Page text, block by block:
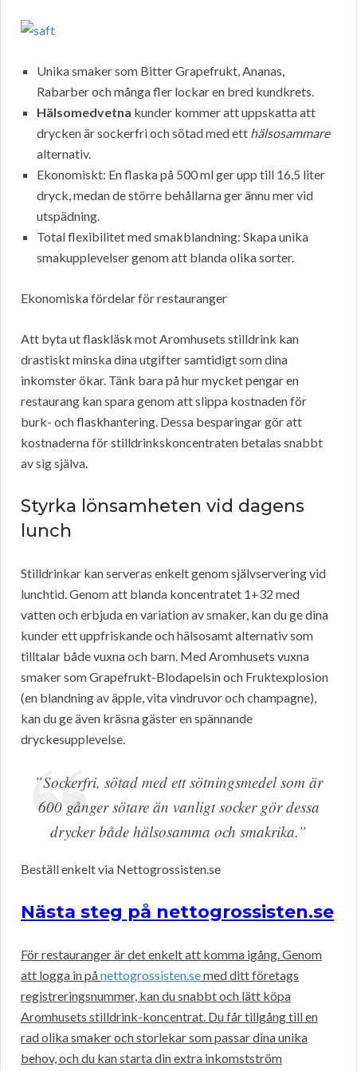
Unika smaker som Bitter Grapefrukt, Ananas,
Rabarber och många fler lockar en bred kundkrets.
Hälsomedvetna kunder kommer att uppskatta att
drycken är sockerfri och sötad med ett hälsosammare
alternativ.
Ekonomiskt: En flaska på 500 ml ger upp till 16,5 liter
dryck, medan de större behållarna ger ännu mer vid
utspädning.
Total flexibilitet med smakblandning: Skapa unika
smakupplevelser genom att blanda olika sorter.
Ekonomiska fördelar för restauranger
Att byta ut flaskläsk mot Aromhusets stilldrink kan
drastiskt minska dina utgifter samtidigt som dina
inkomster ökar. Tänk bara på hur mycket pengar en
restaurang kan spara genom att slippa kostnaden för
burk- och flaskhantering. Dessa besparingar gör att
kostnaderna för stilldrinkskoncentraten betalas snabbt
av sig själva.
Styrka lönsamheten vid dagens
lunch
Stilldrinkar kan serveras enkelt genom självservering vid
lunchtid. Genom att blanda koncentratet 1+32 med
vatten och erbjuda en variation av smaker, kan du ge dina
kunder ett uppfriskande och hälsosamt alternativ som
tilltalar både vuxna och barn. Med Aromhusets vuxna
smaker som Grapefrukt-Blodapelsin och Fruktexplosion
(en blandning av äpple, vita vindruvor och champagne),
kan du ge även kräsna gäster en spännande
dryckesupplevelse.
”Sockerfri, sötad med ett sötningsmedel som är
600 gånger sötare än vanligt socker gör dessa
drycker både hälsosamma och smakrika.”
Beställ enkelt via Nettogrossisten.se
Nästa steg på nettogrossisten.se
För restauranger är det enkelt att komma igång. Genom
att logga in pånettogrossisten.semed ditt företags
registreringsnummer, kan du snabbt och lätt köpa
Aromhusets stilldrink-koncentrat. Du får tillgång till en
rad olika smaker och storlekar som passar dina unika
behov, och du kan starta din extra inkomstström